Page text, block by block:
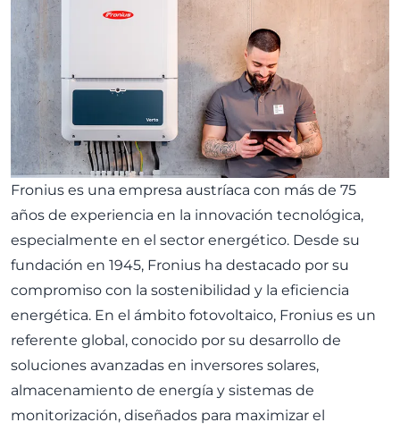
Fronius es una empresa austríaca con más de 75
años de experiencia en la innovación tecnológica,
especialmente en el sector energético. Desde su
fundación en 1945, Fronius ha destacado por su
compromiso con la sostenibilidad y la eficiencia
energética. En el ámbito fotovoltaico, Fronius es un
referente global, conocido por su desarrollo de
soluciones avanzadas en inversores solares,
almacenamiento de energía y sistemas de
monitorización, diseñados para maximizar el